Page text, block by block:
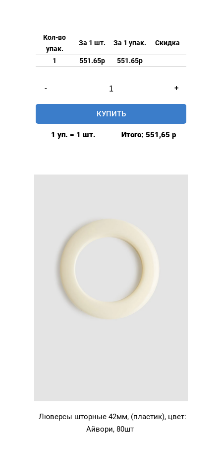
Кол-во
упак.
За 1 шт. За 1 упак. Скидка
1 551.65р 551.65р
-
товара
Люверсы
шторные
+
КУПИТЬ
1 уп. = 1 шт. Итого: 551,65 р
Люверсы шторные 42мм, (пластик), цвет:
Айвори, 80шт